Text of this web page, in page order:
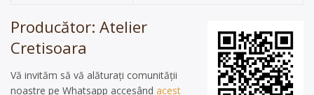
Producător: Atelier
Cretisoara
Vă invităm să vă alăturați comunității
noastre pe Whatsapp accesând acest